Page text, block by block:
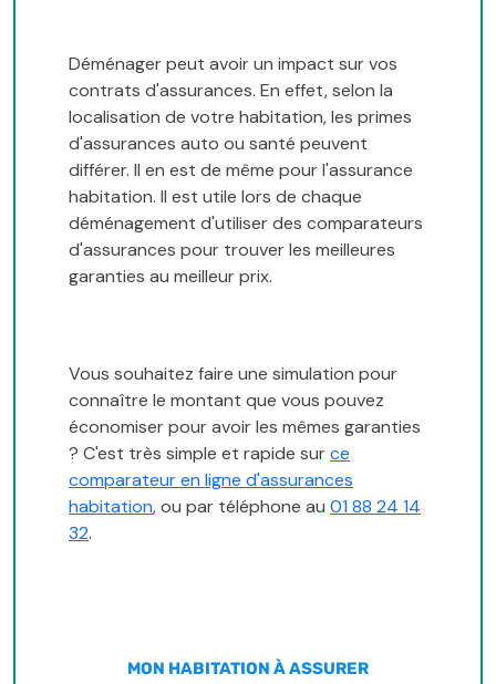
Déménager peut avoir un impact sur vos
contrats d'assurances. En effet, selon la
localisation de votre habitation, les primes
d'assurances auto ou santé peuvent
différer. Il en est de même pour l'assurance
habitation. Il est utile lors de chaque
déménagement d'utiliser des comparateurs
d'assurances pour trouver les meilleures
garanties au meilleur prix.
Vous souhaitez faire une simulation pour
connaître le montant que vous pouvez
économiser pour avoir les mêmes garanties
? C'est très simple et rapide surce
comparateur en ligne d'assurances
habitation, ou par téléphone au 01 88 24 14
32.